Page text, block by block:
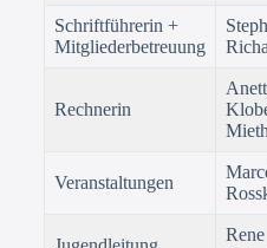
Schriftführerin +
Mitgliederbetreuung
Rechnerin
Mieth
Veranstaltungen
Rene